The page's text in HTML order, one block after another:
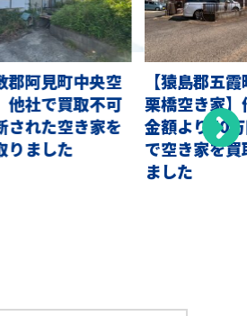
郡阿見町中央空
他社で買取不可
された空き家を
りました
【猿島郡五
栗橋空き家】
金額より50
で空き家を
ました